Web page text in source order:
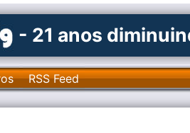
- 21 anos
RSS Feed